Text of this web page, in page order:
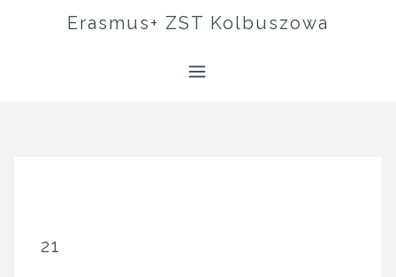
Erasmus+ ZST Kolbuszowa
21